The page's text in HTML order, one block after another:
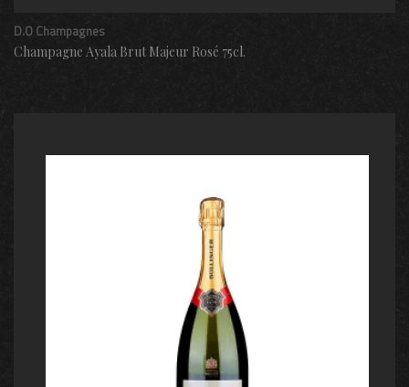
D.O Champagnes
Champagne Ayala Brut Majeur Rosé 75cl.